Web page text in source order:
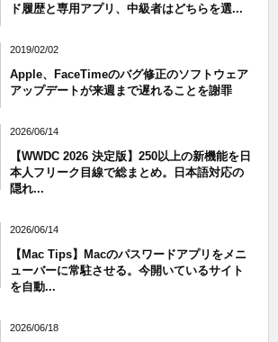
ド履歴と専用アプリ、中級者はどちらを選...
2019/02/02
Apple、FaceTimeのバグ修正のソフトウェア
アップデートが来週まで遅れることを謝罪
2026/06/14
【WWDC 2026 決定版】250以上の新機能を日
本人フリーク目線で総まとめ。日本語対応の
隠れ...
2026/06/14
【Mac Tips】Macのパスワードアプリをメニ
ューバーに常駐させる。今開いているサイト
を自動...
2026/06/18